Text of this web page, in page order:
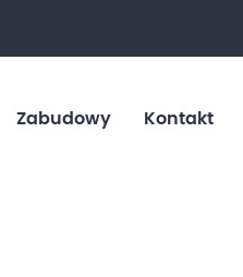
Zabudowy Kontakt